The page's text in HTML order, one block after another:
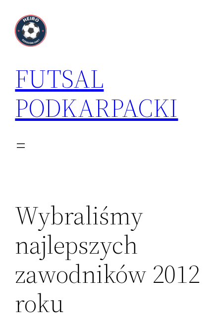
treści
FUTSAL
PODKARPACKI
Wybraliśmy
najlepszych
zawodników 2012
roku